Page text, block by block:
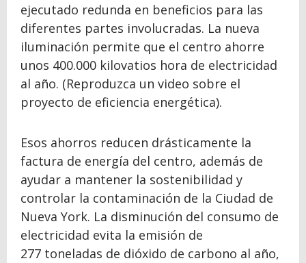
ejecutado redunda en beneficios para las
diferentes partes involucradas. La nueva
iluminación permite que el centro ahorre
unos 400.000 kilovatios hora de electricidad
al año. (Reproduzca un video sobre el
proyecto de eficiencia energética).
Esos ahorros reducen drásticamente la
factura de energía del centro, además de
ayudar a mantener la sostenibilidad y
controlar la contaminación de la Ciudad de
Nueva York. La disminución del consumo de
electricidad evita la emisión de
277 toneladas de dióxido de carbono al año,